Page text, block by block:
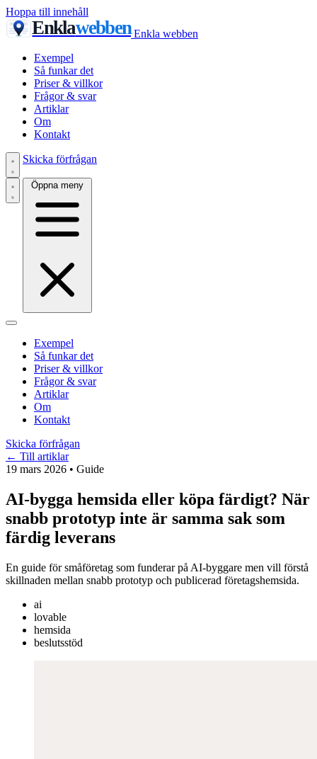
Hoppa till innehåll
Enklawebben Enkla webben
Exempel
Så funkar det
Priser & villkor
Frågor & svar
Artiklar
Om
Kontakt
Skicka förfrågan
Öppna meny
Exempel
Så funkar det
Priser & villkor
Frågor & svar
Artiklar
Om
Kontakt
Skicka förfrågan
← Till artiklar
19 mars 2026 • Guide
AI-bygga hemsida eller köpa färdigt? När
snabb prototyp inte är samma sak som
färdig leverans
En guide för småföretag som funderar på AI-byggare men vill förstå
skillnaden mellan snabb prototyp och publicerad företagshemsida.
ai
lovable
hemsida
beslutsstöd